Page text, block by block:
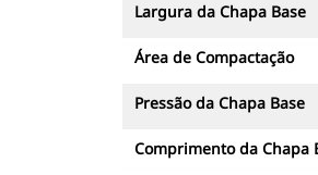
Largura da Chapa Base
Área de Compactação
Pressão da Chapa Base
Comprimento da Chapa